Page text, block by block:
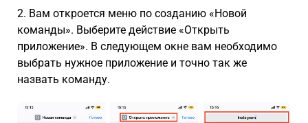
2. Вам откроется меню по созданию «Новой
команды». Выберите действие «Открыть
приложение». В следующем окне вам необходимо
выбрать нужное приложение и точно так же
назвать команду.